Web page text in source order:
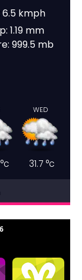
6.5 kmph
1.19 mm
999.5 mb
°c
WED
31.7°c